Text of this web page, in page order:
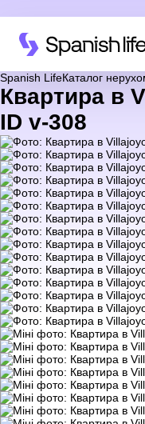
Spanish LifeКаталог
Квартира в
ID v-308